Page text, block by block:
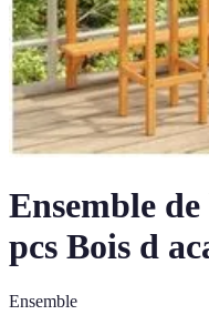
Ensemble
pcs Bois d
Ensemble